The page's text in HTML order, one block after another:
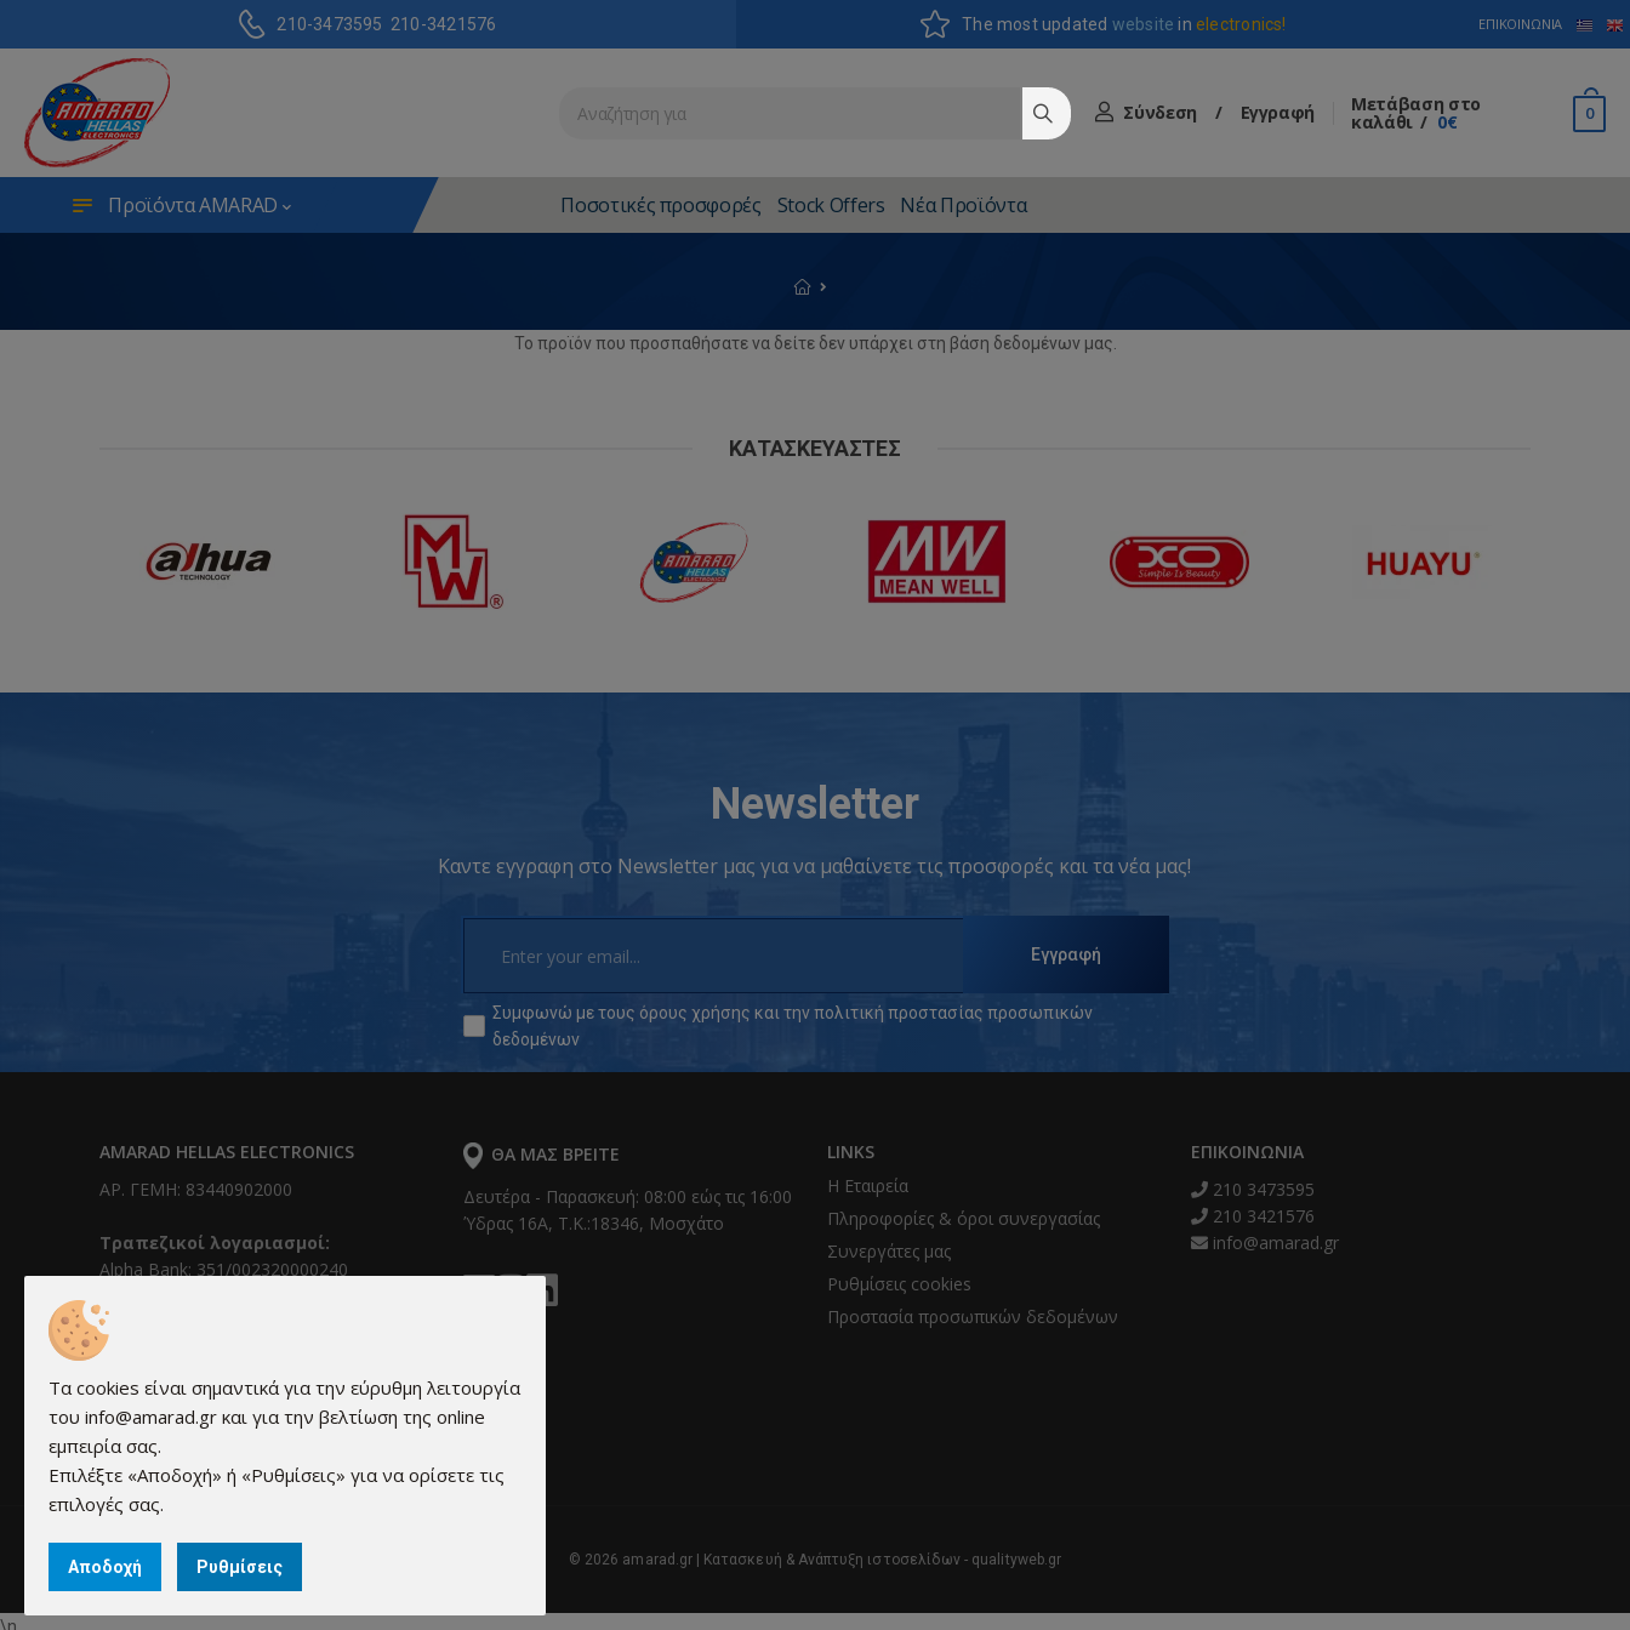
210-3473595 210-3421576 The most updated websitein electronics! ΕΠΙΚΟΙΝΩΝΊΑ
Σύνδεση / Εγγραφή Μετάβαση στο
καλάθι 0€ 0
Προϊόντα AMARAD Ποσοτικές προσφορές Stock Offers Νέα Προϊόντα
Το προϊόν που προσπαθήσατε να δείτε δεν υπάρχει στη βάση δεδομένων μας.
ΚΑΤΑΣΚΕΥΑΣΤΈΣ
Newsletter
Καντε εγγραφη στο Newsletter μας για να μαθαίνετε τις προσφορές και τα νέα μας!
Εγγραφή
Συμφωνώ με τους όρους χρήσης και τηνπολιτική προστασίας προσωπικών
δεδομένων
AMARAD HELLAS ELECTRONICS
ΑΡ. ΓΕΜΗ: 83440902000
Τραπεζικοί λογαριασμοί:
Alpha Bank: 351/002320000240
Εθνική Τράπεζα: 011 171 44055799
IBAN: GR30 0110 1710 0000 1714 4055
799
Τράπεζα Πειραιώς: 6041-131781-580
IBAN: GR69 0171 0410 0060 4113 1781
580
ΘΑ ΜΑΣ ΒΡΕΊΤΕ
Δευτέρα - Παρασκευή: 08:00 εώς τις 16:00
Ύδρας 16Α, T.K.:18346, Μοσχάτο
LINKS
Η Εταιρεία
Πληροφορίες & όροι συνεργασίας
Συνεργάτες μας
Ρυθμίσεις cookies
Προστασία προσωπικών δεδομένων
ΕΠΙΚΟΙΝΩΝΊΑ
210 3473595
210 3421576
info@amarad.gr
© 2026 amarad.gr | Κατασκευή & Ανάπτυξη ιστοσελίδων - qualityweb.gr
Τα cookies είναι σημαντικά για την εύρυθμη λειτουργία
του info@amarad.gr και για την βελτίωση της online
εμπειρία σας.
Επιλέξτε «Αποδοχή» ή «Ρυθμίσεις» για να ορίσετε τις
επιλογές σας.
Αποδοχή Ρυθμίσεις